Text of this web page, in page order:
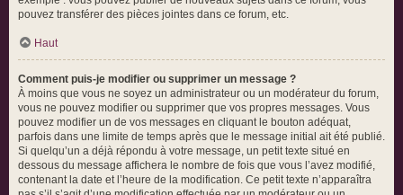
pouvez transférer des pièces jointes dans ce forum, etc.
Haut
Comment puis-je modifier ou supprimer un message ?
À moins que vous ne soyez un administrateur ou un modérateur du forum,
vous ne pouvez modifier ou supprimer que vos propres messages. Vous
pouvez modifier un de vos messages en cliquant le bouton adéquat,
parfois dans une limite de temps après que le message initial ait été publié.
Si quelqu’un a déjà répondu à votre message, un petit texte situé en
dessous du message affichera le nombre de fois que vous l’avez modifié,
contenant la date et l’heure de la modification. Ce petit texte n’apparaîtra